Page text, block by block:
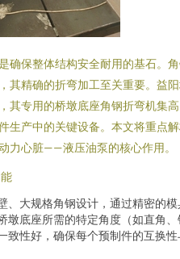
确保整体结构安全耐用的基石。
其精确的折弯加工至关重要。益
其专用的桥墩底座角钢折弯机集高
生产中的关键设备。本文将重点
力心脏——液压油泵的核心作用。
、大规格角钢设计，通过精密的模
墩底座所需的特定角度（如直角、
致性好，确保每个预制件的互换性